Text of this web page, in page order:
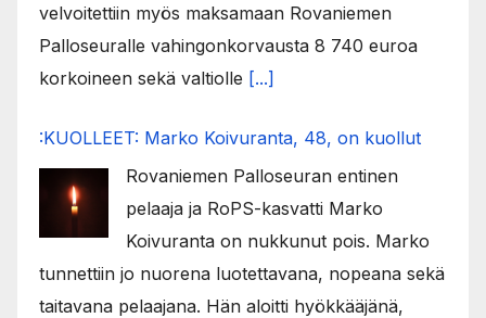
velvoitettiin myös maksamaan Rovaniemen
Palloseuralle vahingonkorvausta 8 740 euroa
korkoineen sekä valtiolle [...]
:KUOLLEET: Marko Koivuranta, 48, on kuollut
Rovaniemen Palloseuran entinen
pelaaja ja RoPS-kasvatti Marko
Koivuranta on nukkunut pois. Marko
tunnettiin jo nuorena luotettavana, nopeana sekä
taitavana pelaajana. Hän aloitti hyökkääjänä,